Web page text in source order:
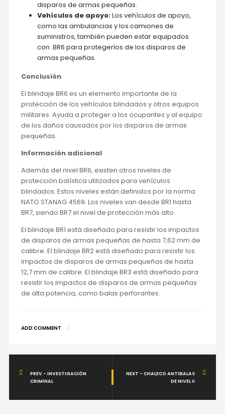
disparos de armas pequeñas.
Vehículos de apoyo:Los vehículos de apoyo,
como las ambulancias y los camiones de
suministros, también pueden estar equipados
con BR6 para protegerlos de los disparos de
armas pequeñas.
Conclusión
El blindaje BR6 es un elemento importante de la
protección de los vehículos blindados y otros equipos
militares. Ayuda a proteger a los ocupantes y al equipo
de los daños causados por los disparos de armas
pequeñas.
Información adicional
Además del nivel BR6, existen otros niveles de
protección balística utilizados para vehículos
blindados. Estos niveles están definidos por la norma
NATO STANAG 4569. Los niveles van desde BR1 hasta
BR7, siendo BR7 el nivel de protección más alto.
El blindaje BR1 está diseñado para resistir los impactos
de disparos de armas pequeñas de hasta 7,62 mm de
calibre. El blindaje BR2 está diseñado para resistir los
impactos de disparos de armas pequeñas de hasta
12,7 mm de calibre. El blindaje BR3 está diseñado para
resistir los impactos de disparos de armas pequeñas
de alta potencia, como balas perforantes.
ADD COMMENT
PREV - INVESTIGACIÓN
CRIMINAL
NEXT - CHALECO ANTIBALAS
DE NIVEL II